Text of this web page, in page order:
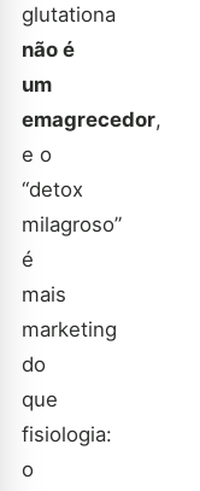
glutationa
não é
um
emagrecedor,
e o
“detox
milagroso”
é
mais
marketing
do
que
fisiologia:
o